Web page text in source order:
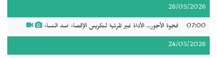
26/05/2026
07:00 فجوة الأجور... الأداة غير المرئية لتكريس الإقصاء ضد النساء
24/05/2026